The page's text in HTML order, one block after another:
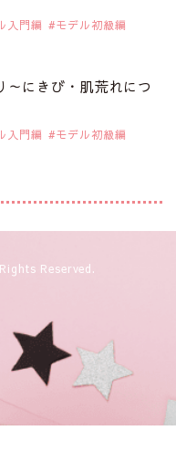
入門編
モデル初級編
～にきび・肌荒れにつ
入門編
モデル初級編
Reserved.